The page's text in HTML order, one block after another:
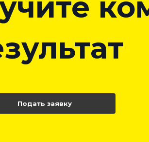
Подать заявку